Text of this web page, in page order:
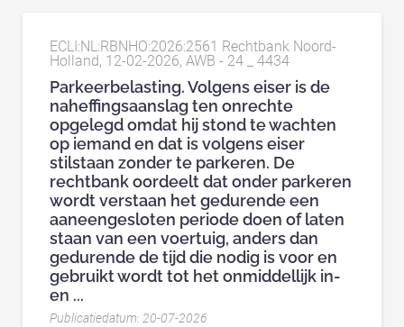
ECLI:NL:RBNHO:2026:2561 Rechtbank Noord-
Holland, 12-02-2026, AWB - 24 _ 4434
Parkeerbelasting. Volgens eiser is de
naheffingsaanslag ten onrechte
opgelegd omdat hij stond te wachten
op iemand en dat is volgens eiser
stilstaan zonder te parkeren. De
rechtbank oordeelt dat onder parkeren
wordt verstaan het gedurende een
aaneengesloten periode doen of laten
staan van een voertuig, anders dan
gedurende de tijd die nodig is voor en
gebruikt wordt tot het onmiddellijk in-
en ...
Publicatiedatum: 20-07-2026